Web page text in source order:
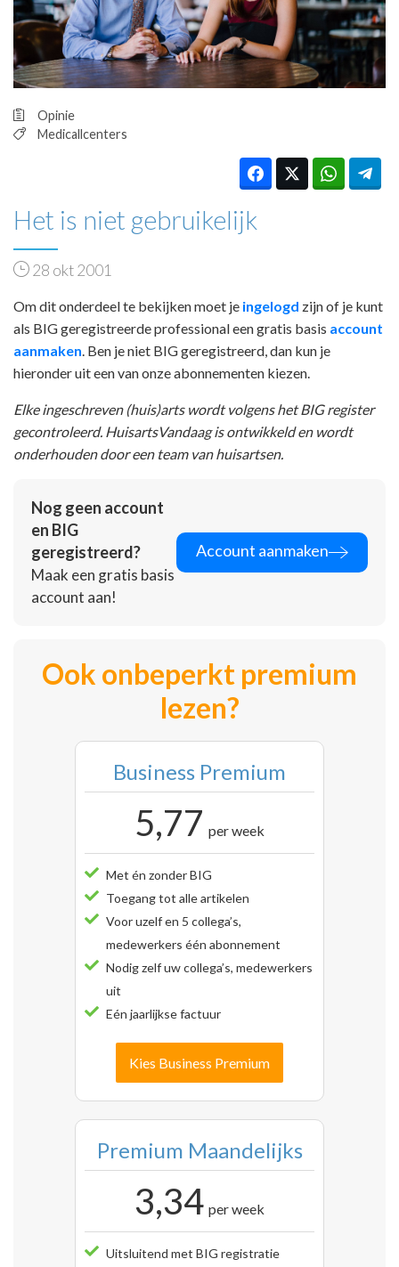
PRAKTIJKZAKEN
TARIEVEN
VPHUISARTSEN
INLOGGEN
Opinie
Medicallcenters
Het is niet gebruikelijk
28 okt 2001
Om dit onderdeel te bekijken moet je ingelogd zijn of je kunt
als BIG geregistreerde professional een gratis basis account
aanmaken . Ben je niet BIG geregistreerd, dan kun je
hieronder uit een van onze abonnementen kiezen.
Elke ingeschreven (huis)arts wordt volgens het BIG register
gecontroleerd. HuisartsVandaag is ontwikkeld en wordt
onderhouden door een team van huisartsen.
Nog geen account
en BIG
geregistreerd?
Maak een gratis basis
account aan!
Account aanmaken
Ook onbeperkt premium
lezen?
Business Premium
5,77 per week
Met én zonder BIG
Toegang tot alle artikelen
Voor uzelf en 5 collega’s,
medewerkers één abonnement
Nodig zelf uw collega’s, medewerkers
uit
Eén jaarlijkse factuur
Kies Business Premium
Premium Maandelijks
3,34 per week
Uitsluitend met BIG registratie